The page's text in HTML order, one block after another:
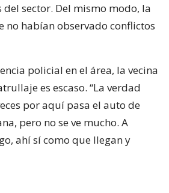
del sector. Del mismo modo, la
no habían observado conflictos
policial en el área, la vecina
es escaso. “La verdad
por aquí pasa el auto de
pero no se ve mucho. A
ahí sí como que llegan y